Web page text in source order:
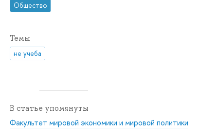
Общество
Темы
не учеба
В статье упомянуты
Факультет мировой экономики и мировой политики